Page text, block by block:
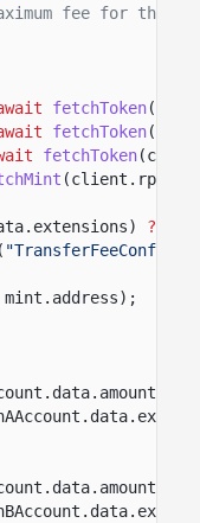
fee for the
fetchToken
fetchToken
fetchToken
(client.rpc,
??
( "TransferFeeConfig"